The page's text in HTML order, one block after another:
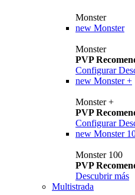
Monster
new Monster
Monster
PVP
Configurar
new Monster +
Monster +
PVP
Configurar
new Monster
Monster 100
PVP
Descubrir más
Multistrada